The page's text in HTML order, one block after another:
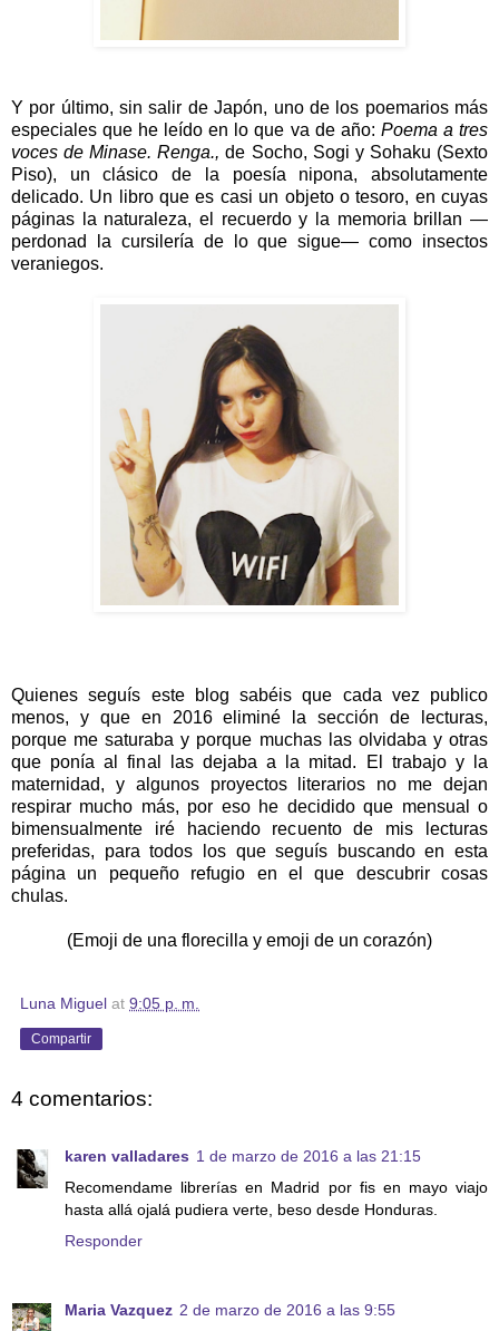
Y por último, sin salir de Japón, uno de los poemarios más
especiales que he leído en lo que va de año: Poema a tres
voces de Minase. Renga., de Socho, Sogi y Sohaku (Sexto
Piso), un clásico de la poesía nipona, absolutamente
delicado. Un libro que es casi un objeto o tesoro, en cuyas
páginas la naturaleza, el recuerdo y la memoria brillan —
perdonad la cursilería de lo que sigue— como insectos
veraniegos.
Quienes seguís este blog sabéis que cada vez publico
menos, y que en 2016 eliminé la sección de lecturas,
porque me saturaba y porque muchas las olvidaba y otras
que ponía al final las dejaba a la mitad. El trabajo y la
maternidad, y algunos proyectos literarios no me dejan
respirar mucho más, por eso he decidido que mensual o
bimensualmente iré haciendo recuento de mis lecturas
preferidas, para todos los que seguís buscando en esta
página un pequeño refugio en el que descubrir cosas
chulas.
(Emoji de una florecilla y emoji de un corazón)
Luna Miguel at 9:05 p. m.
Compartir
4 comentarios:
karen valladares 1 de marzo de 2016 a las 21:15
Recomendame librerías en Madrid por fis en mayo viajo
hasta allá ojalá pudiera verte, beso desde Honduras.
Responder
Maria Vazquez 2 de marzo de 2016 a las 9:55